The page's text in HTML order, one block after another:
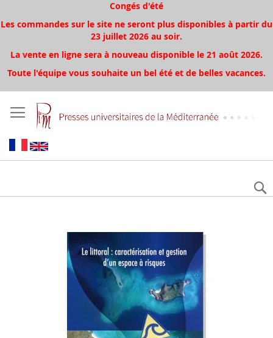
Congés d'été
Les commandes sur le site ne seront plus disponibles à partir du
23 juillet 2026 au soir.
La vente en ligne sera à nouveau disponible le 21 août 2026.
Toute l'équipe vous souhaite un bel été et de belles vacances.